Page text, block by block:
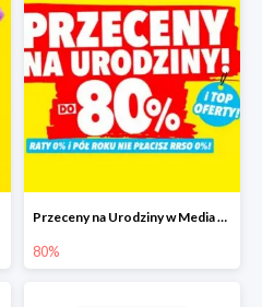
Przeceny na Urodziny w Media Expert do -80%
80%